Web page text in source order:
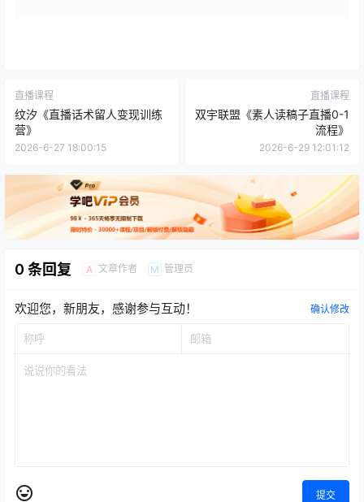
直播课程
纹汐《直播话术留人变现训练
营》
2026-6-27 18:00:15
直播课程
双宇联盟《素人读稿子直播0-1
流程》
2026-6-29 12:01:12
0 条回复 A 文章作者 M 管理员
欢迎您，新朋友，感谢参与互动！ 确认修改
提交